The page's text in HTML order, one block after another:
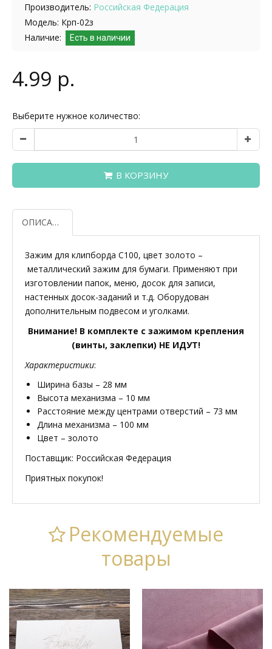
Производитель: Российская Федерация
Модель: Крп-02з
Наличие:
Есть в наличии
4.99 р.
Выберите нужное количество:
В КОРЗИНУ
ОПИСАНИЕ
Зажим для клипборда С100, цвет золото –
металлический зажим для бумаги. Применяют при
изготовлении папок, меню, досок для записи,
настенных досок-заданий и т.д. Оборудован
дополнительным подвесом и уголками.
Внимание! В комплекте с зажимом крепления
(винты, заклепки) НЕ ИДУТ!
Характеристики:
Ширина базы – 28 мм
Высота механизма – 10 мм
Расстояние между центрами отверстий – 73 мм
Длина механизма – 100 мм
Цвет – золото
Поставщик: Российская Федерация
Приятных покупок!
Рекомендуемые
товары